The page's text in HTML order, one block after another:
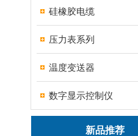
硅橡胶电缆
压力表系列
温度变送器
数字显示控制仪
新品推荐